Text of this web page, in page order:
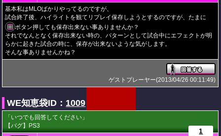
基本私はMLOばかりやってるのですが、
試合終了後、ハイライトを観てリプレイ保存しようとするのですが、たまに
ボタン押しても保存出来ない事ありませんか？
それでなんとなく保存出来ない時の、パターンとして試合中にエフェクトが明
らかに起きた試合の時に、保存が出来ないような気がします。
そんな事ありませんかね？
ゲストプレーヤー(2013/04/26 00:11:49)
WE知恵袋ID： 1009
「いつでも回答してください」
【バグ】PS3
1